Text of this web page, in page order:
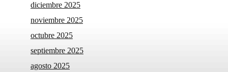
diciembre 2025
noviembre 2025
octubre 2025
septiembre 2025
agosto 2025